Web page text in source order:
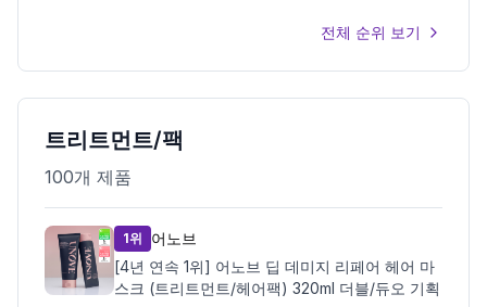
전체 순위 보기
트리트먼트/팩
100개 제품
1위
어노브
[4년 연속 1위] 어노브 딥 데미지 리페어 헤어 마
스크 (트리트먼트/헤어팩) 320ml 더블/듀오 기획